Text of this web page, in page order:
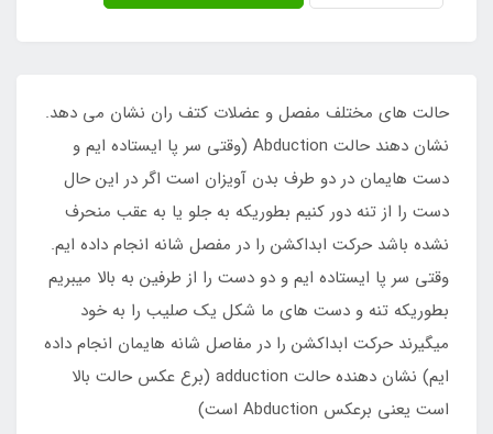
حالت های مختلف مفصل و عضلات کتف ران نشان می دهد.
نشان دهند حالت Abduction (وقتی سر پا ایستاده ایم و
دست هایمان در دو طرف بدن آویزان است اگر در این حال
دست را از تنه دور کنیم بطوریکه به جلو یا به عقب منحرف
نشده باشد حرکت ابداکشن را در مفصل شانه انجام داده ایم.
وقتی سر پا ایستاده ایم و دو دست را از طرفین به بالا میبریم
بطوریکه تنه و دست های ما شکل یک صلیب را به خود
میگیرند حرکت ابداکشن را در مفاصل شانه هایمان انجام داده
ایم) نشان دهنده حالت adduction (برع عکس حالت بالا
است یعنی برعکس Abduction است)